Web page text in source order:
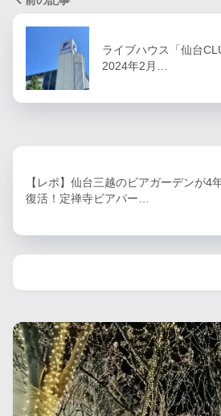
ライブハウス「仙台
2024年2月…
【レポ】仙台三越のビアガーデンが4
復活！定禅寺ビアパー…